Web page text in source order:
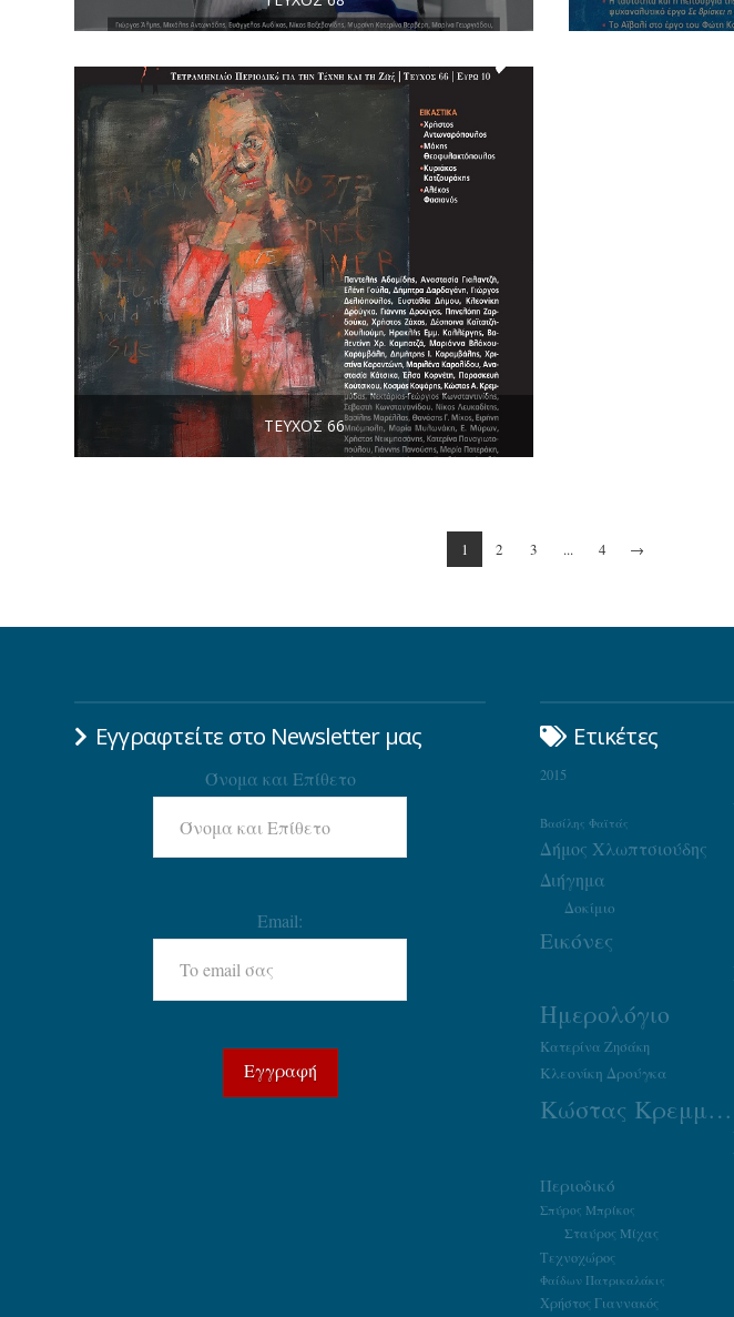
ΤΕΎΧΟΣ 66
1 2 3 ... 4 →
Εγγραφτείτε στο Newsletter μας
Όνομα και Επίθετο
Email:
Ετικέτες
2015
Βασίλης Φαϊτάς
Δήμος Χλωπτσιούδης
Διήγημα
Δοκίμιο
Εικόνες
Ημερολόγιο
Κατερίνα Ζησάκη
Κλεονίκη Δρούγκα
Κώστας Κρεμμύδας
Περιοδικό
Σπύρος Μπρίκος
Σταύρος Μίχας
Τεχνοχώρος
Φαίδων Πατρικαλάκις
Χρήστος Γιαννακός